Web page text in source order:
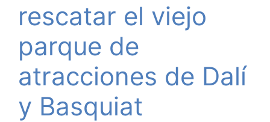
rescatar el viejo
parque de
atracciones de Dalí
y Basquiat